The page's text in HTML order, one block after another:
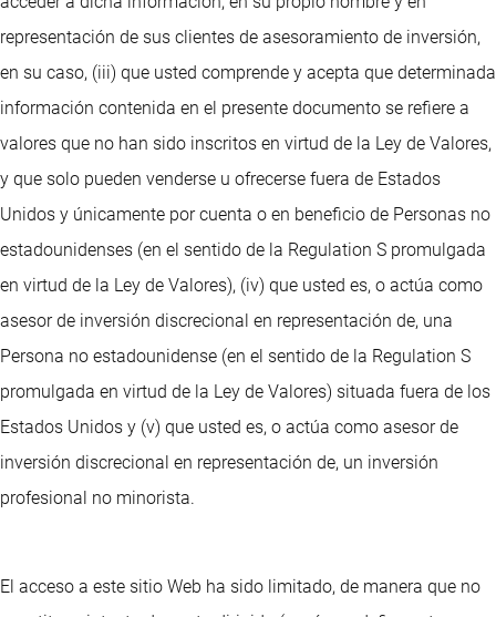
representación de sus clientes de asesoramiento de inversión,
en su caso, (iii) que usted comprende y acepta que determinada
información contenida en el presente documento se refiere a
valores que no han sido inscritos en virtud de la Ley de Valores,
y que solo pueden venderse u ofrecerse fuera de Estados
Unidos y únicamente por cuenta o en beneficio de Personas no
estadounidenses (en el sentido de la Regulation S promulgada
en virtud de la Ley de Valores), (iv) que usted es, o actúa como
asesor de inversión discrecional en representación de, una
Persona no estadounidense (en el sentido de la Regulation S
promulgada en virtud de la Ley de Valores) situada fuera de los
Estados Unidos y (v) que usted es, o actúa como asesor de
inversión discrecional en representación de, un inversión
profesional no minorista.
El acceso a este sitio Web ha sido limitado, de manera que no